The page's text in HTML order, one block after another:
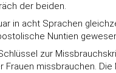
der beiden.
in acht Sprachen
Nuntien
zur
missbrauchen.